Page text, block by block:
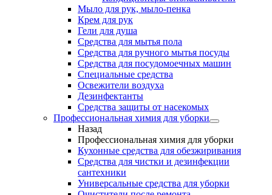
Мыло для рук, мыло-пенка
Крем для рук
Гели для душа
Средства для мытья пола
Средства для ручного мытья посуды
Средства для посудомоечных машин
Специальные средства
Освежители воздуха
Дезинфектанты
Средства защиты от насекомых
Профессиональная химия для уборки
Назад
Профессиональная химия для уборки
Кухонные средства для обезжиривания
Средства для чистки и дезинфекции
сантехники
Универсальные средства для уборки